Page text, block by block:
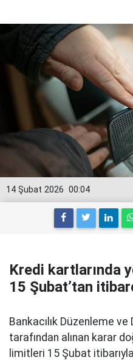
00:04
14 Şubat 2026
Kredi kartlarında
15 Şubat’tan
Bankacılık Düzenleme
tarafından alınan karar
limitleri 15 Şubat